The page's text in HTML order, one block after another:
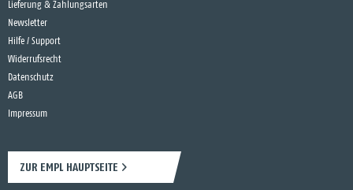
Lieferung & Zahlungsarten
Newsletter
Hilfe / Support
Widerrufsrecht
Datenschutz
AGB
Impressum
ZUR EMPL HAUPTSEITE